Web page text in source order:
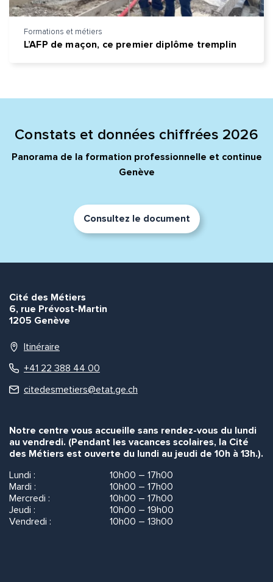
Formations et métiers
L’AFP de maçon, ce premier diplôme tremplin
Constats et données chiffrées 2026
Panorama de la formation professionnelle et continue
Genève
Consultez le document
Cité des Métiers
6, rue Prévost-Martin
1205 Genève
Itinéraire
+41 22 388 44 00
citedesmetiers@etat.ge.ch
Notre centre vous accueille sans rendez-vous du lundi
au vendredi. (Pendant les vacances scolaires, la Cité
des Métiers est ouverte du lundi au jeudi de 10h à 13h.).
Lundi :
10h00 – 17h00
Mardi :
10h00 – 17h00
Mercredi :
10h00 – 17h00
Jeudi :
10h00 – 19h00
Vendredi :
10h00 – 13h00